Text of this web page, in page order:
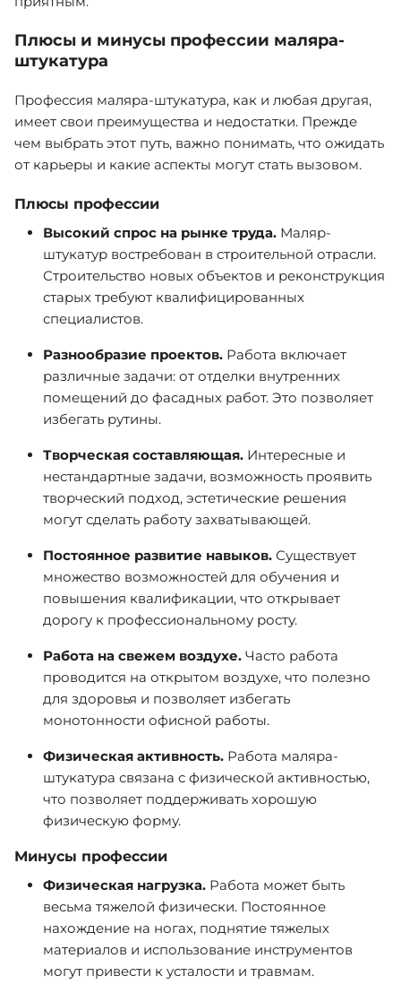
Плюсы и минусы профессии маляра-
штукатура
Профессия маляра-штукатура, как и любая другая,
имеет свои преимущества и недостатки. Прежде
чем выбрать этот путь, важно понимать, что ожидать
от карьеры и какие аспекты могут стать вызовом.
Плюсы профессии
Высокий спрос на рынке труда. Маляр-
штукатур востребован в строительной отрасли.
Строительство новых объектов и реконструкция
старых требуют квалифицированных
специалистов.
Разнообразие проектов. Работа включает
различные задачи: от отделки внутренних
помещений до фасадных работ. Это позволяет
избегать рутины.
Творческая составляющая. Интересные и
нестандартные задачи, возможность проявить
творческий подход, эстетические решения
могут сделать работу захватывающей.
Постоянное развитие навыков. Существует
множество возможностей для обучения и
повышения квалификации, что открывает
дорогу к профессиональному росту.
Работа на свежем воздухе. Часто работа
проводится на открытом воздухе, что полезно
для здоровья и позволяет избегать
монотонности офисной работы.
Физическая активность. Работа маляра-
штукатура связана с физической активностью,
что позволяет поддерживать хорошую
физическую форму.
Минусы профессии
Физическая нагрузка. Работа может быть
весьма тяжелой физически. Постоянное
нахождение на ногах, поднятие тяжелых
материалов и использование инструментов
могут привести к усталости и травмам.